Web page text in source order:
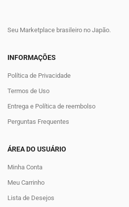
Seu Marketplace brasileiro no Japão.
INFORMAÇÕES
Política de Privacidade
Termos de Uso
Entrega e Política de reembolso
Perguntas Frequentes
ÁREA DO USUÁRIO
Minha Conta
Meu Carrinho
Lista de Desejos